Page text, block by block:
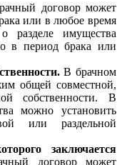
договор может
или в любое время
разделе имущества
в период брака или
В брачном
общей совместной,
собственности. В
можно установить
или раздельной
заключается
договор может